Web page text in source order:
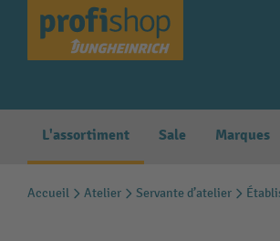
Skip to main navigation
L'assortiment Sale Marques
Accueil Atelier Servante d’atelier